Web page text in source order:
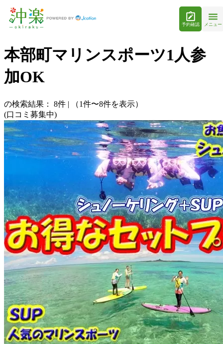
予約確認 メニュー
本部町マリンスポーツ1人参
加OK
の検索結果： 8件 |
（1件〜8件を表示）
(口コミ募集中)